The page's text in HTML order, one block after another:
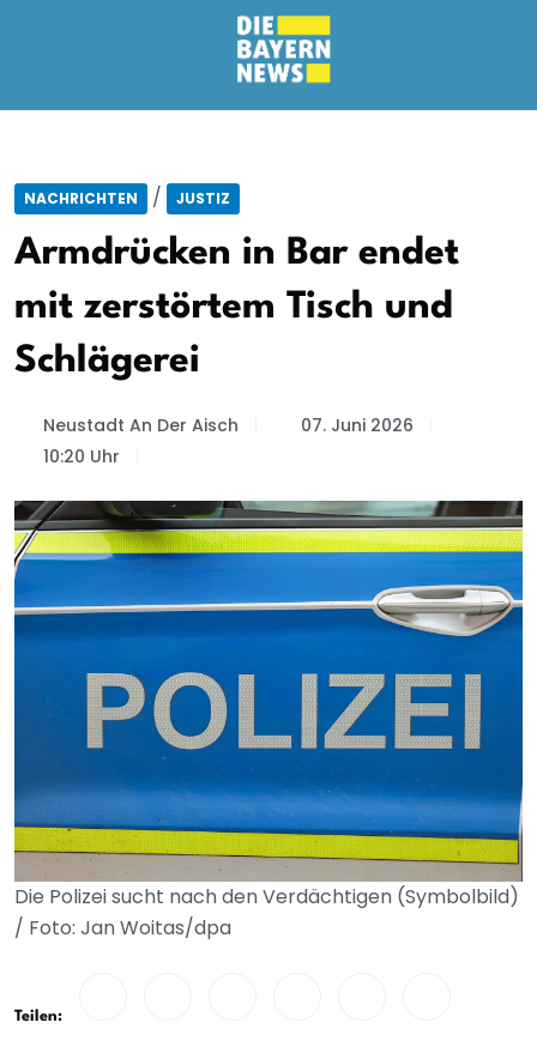
NACHRICHTEN / JUSTIZ
Armdrücken in Bar endet
mit zerstörtem Tisch und
Schlägerei
Neustadt An Der Aisch
07. Juni 2026
10:20 Uhr
Die Polizei sucht nach den Verdächtigen (Symbolbild)
/ Foto: Jan Woitas/dpa
Teilen: